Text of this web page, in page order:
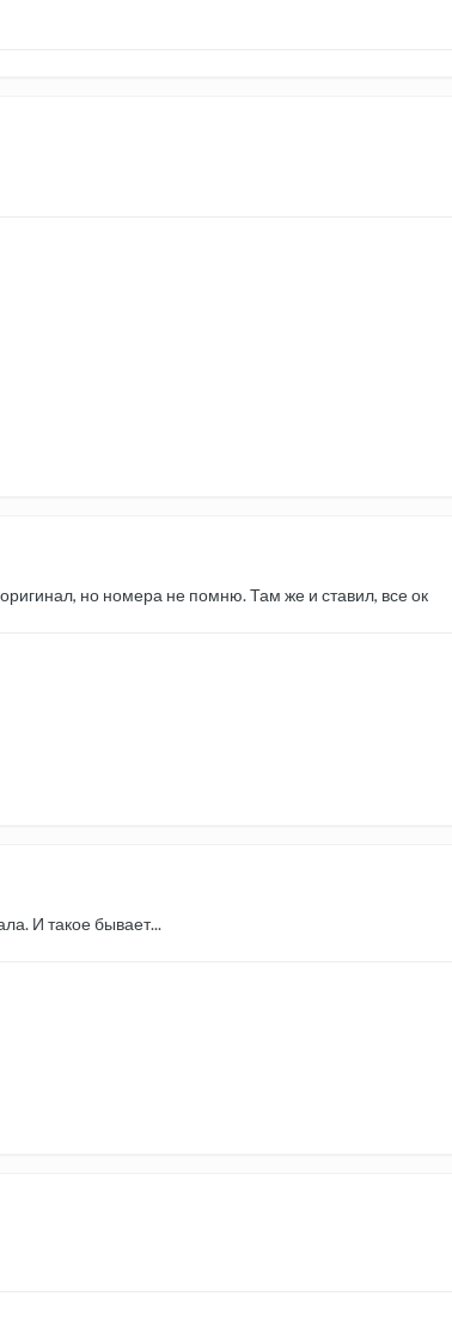
но номера не помню. Там же и ставил, все ок
И такое бывает...